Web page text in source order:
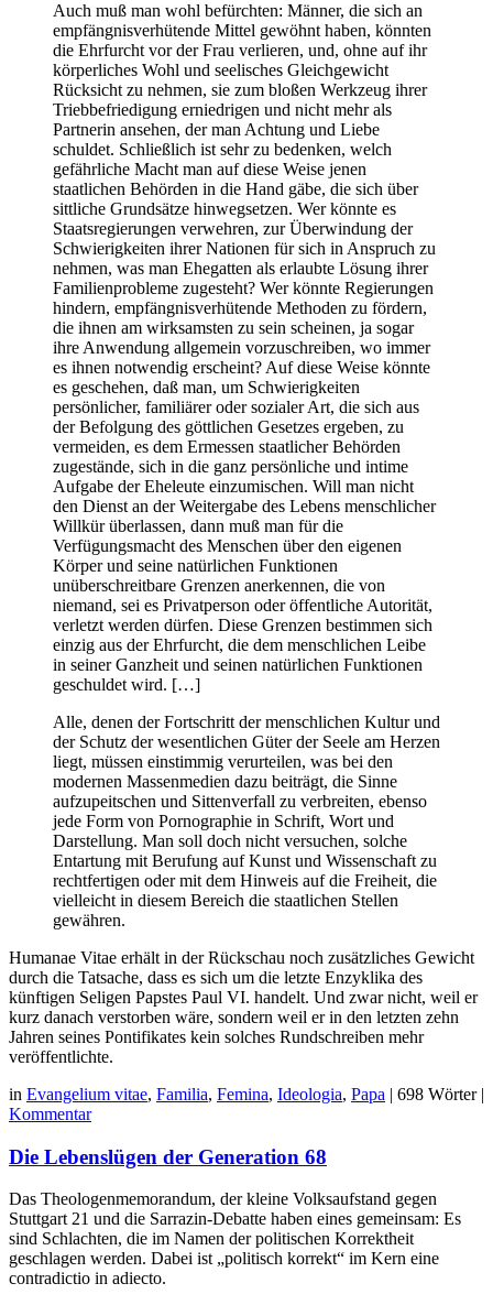
Auch muß man wohl befürchten: Männer, die sich an
empfängnisverhütende Mittel gewöhnt haben, könnten
die Ehrfurcht vor der Frau verlieren, und, ohne auf ihr
körperliches Wohl und seelisches Gleichgewicht
Rücksicht zu nehmen, sie zum bloßen Werkzeug ihrer
Triebbefriedigung erniedrigen und nicht mehr als
Partnerin ansehen, der man Achtung und Liebe
schuldet. Schließlich ist sehr zu bedenken, welch
gefährliche Macht man auf diese Weise jenen
staatlichen Behörden in die Hand gäbe, die sich über
sittliche Grundsätze hinwegsetzen. Wer könnte es
Staatsregierungen verwehren, zur Überwindung der
Schwierigkeiten ihrer Nationen für sich in Anspruch zu
nehmen, was man Ehegatten als erlaubte Lösung ihrer
Familienprobleme zugesteht? Wer könnte Regierungen
hindern, empfängnisverhütende Methoden zu fördern,
die ihnen am wirksamsten zu sein scheinen, ja sogar
ihre Anwendung allgemein vorzuschreiben, wo immer
es ihnen notwendig erscheint? Auf diese Weise könnte
es geschehen, daß man, um Schwierigkeiten
persönlicher, familiärer oder sozialer Art, die sich aus
der Befolgung des göttlichen Gesetzes ergeben, zu
vermeiden, es dem Ermessen staatlicher Behörden
zugestände, sich in die ganz persönliche und intime
Aufgabe der Eheleute einzumischen. Will man nicht
den Dienst an der Weitergabe des Lebens menschlicher
Willkür überlassen, dann muß man für die
Verfügungsmacht des Menschen über den eigenen
Körper und seine natürlichen Funktionen
unüberschreitbare Grenzen anerkennen, die von
niemand, sei es Privatperson oder öffentliche Autorität,
verletzt werden dürfen. Diese Grenzen bestimmen sich
einzig aus der Ehrfurcht, die dem menschlichen Leibe
in seiner Ganzheit und seinen natürlichen Funktionen
geschuldet wird. […]
Alle, denen der Fortschritt der menschlichen Kultur und
der Schutz der wesentlichen Güter der Seele am Herzen
liegt, müssen einstimmig verurteilen, was bei den
modernen Massenmedien dazu beiträgt, die Sinne
aufzupeitschen und Sittenverfall zu verbreiten, ebenso
jede Form von Pornographie in Schrift, Wort und
Darstellung. Man soll doch nicht versuchen, solche
Entartung mit Berufung auf Kunst und Wissenschaft zu
rechtfertigen oder mit dem Hinweis auf die Freiheit, die
vielleicht in diesem Bereich die staatlichen Stellen
gewähren.
Humanae Vitae erhält in der Rückschau noch zusätzliches Gewicht
durch die Tatsache, dass es sich um die letzte Enzyklika des
künftigen Seligen Papstes Paul VI. handelt. Und zwar nicht, weil er
kurz danach verstorben wäre, sondern weil er in den letzten zehn
Jahren seines Pontifikates kein solches Rundschreiben mehr
veröffentlichte.
in Evangelium vitae, Familia, Femina, Ideologia, Papa | 698 Wörter |
Kommentar
Die Lebenslügen der Generation 68
Das Theologenmemorandum, der kleine Volksaufstand gegen
Stuttgart 21 und die Sarrazin-Debatte haben eines gemeinsam: Es
sind Schlachten, die im Namen der politischen Korrektheit
geschlagen werden. Dabei ist „politisch korrekt“ im Kern eine
contradictio in adiecto.